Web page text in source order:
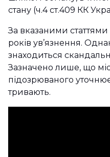
стану (ч.4 ст.409 КК
За вказаними
років ув’язнення.
знаходиться
Зазначено лише, що
підозрюваного
тривають.